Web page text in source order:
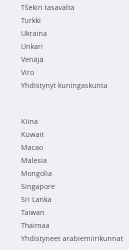
Tšekin tasavalta
Turkki
Ukraina
Unkari
Venäjä
Viro
Yhdistynyt kuningaskunta
Kiina
Kuwait
Macao
Malesia
Mongolia
Singapore
Sri Lanka
Taiwan
Thaimaa
Yhdistyneet arabiemiirikunnat